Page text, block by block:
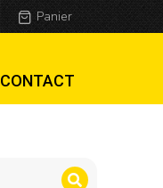
Panier
CONTACT